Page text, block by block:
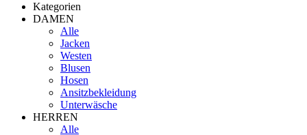
Kategorien
DAMEN
Alle
Jacken
Westen
Blusen
Hosen
Ansitzbekleidung
Unterwäsche
HERREN
Alle